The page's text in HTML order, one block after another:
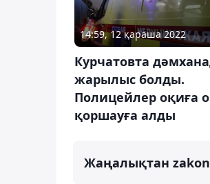
14:59, 12 қараша 2022
Курчатовта
жарылыс болды.
Полицейлер оқиға
қоршауға алды
Жаңалықтан